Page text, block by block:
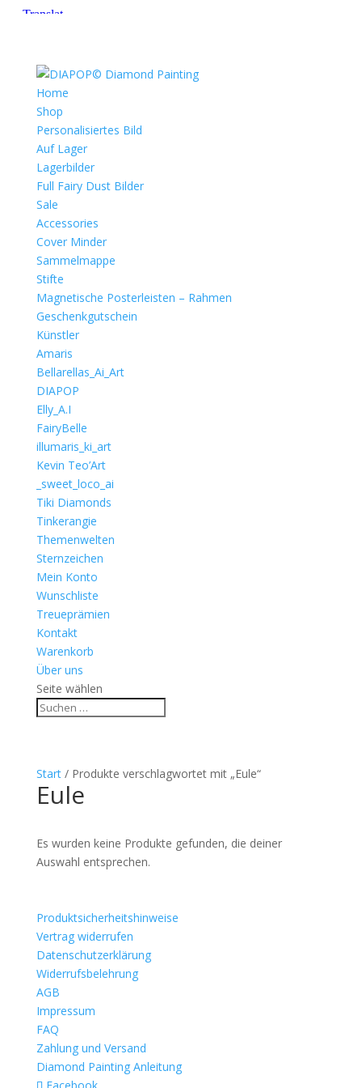
Home
Shop
Personalisiertes Bild
Auf Lager
Lagerbilder
Full Fairy Dust Bilder
Sale
Accessories
Cover Minder
Sammelmappe
Stifte
Magnetische Posterleisten – Rahmen
Geschenkgutschein
Künstler
Amaris
Bellarellas_Ai_Art
DIAPOP
Elly_A.I
FairyBelle
illumaris_ki_art
Kevin Teo’Art
_sweet_loco_ai
Tiki Diamonds
Tinkerangie
Themenwelten
Sternzeichen
Mein Konto
Wunschliste
Treueprämien
Kontakt
Warenkorb
Über uns
Seite wählen
Start/ Produkte verschlagwortet mit „Eule“
Eule
Es wurden keine Produkte gefunden, die deiner
Auswahl entsprechen.
Produktsicherheitshinweise
Vertrag widerrufen
Datenschutzerklärung
Widerrufsbelehrung
AGB
Impressum
FAQ
Zahlung und Versand
Diamond Painting Anleitung